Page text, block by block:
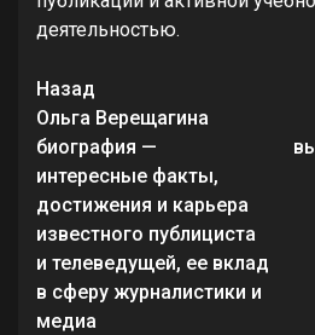
деятельностью.
Продолжить
чтение
Назад
Ольга Верещагина
биография —
интересные факты,
достижения и карьера
известного публициста
и телеведущей, ее вклад
в сферу журналистики и
медиа